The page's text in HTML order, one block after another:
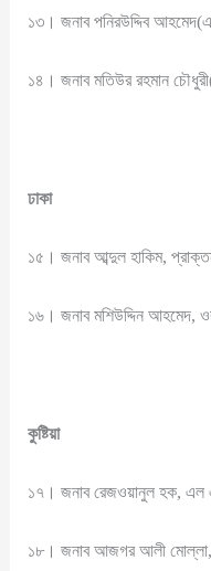
১৩। জনাব পনিরউদ্দিব
১৪। জনাব মতিউর রহমান
ঢাকা
১৫। জনাব আব্দুল হাকিম,
১৬। জনাব মশিউদ্দিন আহমেদ,
কুষ্টিয়া
১৭। জনাব রেজওয়ানুল হক, এল
১৮। জনাব আজগর আলী মোল্লা,